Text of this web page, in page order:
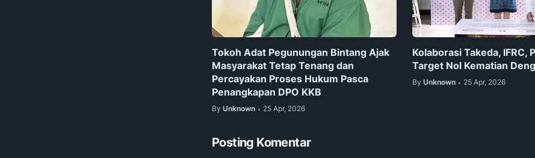
Tokoh Adat Pegunungan Bintang Ajak
Masyarakat Tetap Tenang dan
Percayakan Proses Hukum Pasca
Penangkapan DPO KKB
By Unknown • 25 Apr, 2026
Kolaborasi Takeda, IFRC,
Target Nol Kematian
By Unknown • 25 Apr, 2026
Posting Komentar